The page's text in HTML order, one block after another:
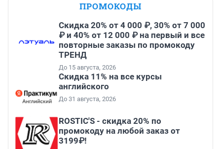
ПРОМОКОДЫ
Скидка 20% от 4 000 ₽, 30% от 7 000
₽ и 40% от 12 000 ₽ на первый и все
повторные заказы по промокоду
ТРЕНД
До 15 августа, 2026
Скидка 11% на все курсы
английского
До 31 августа, 2026
ROSTIC'S - скидка 20% по
промокоду на любой заказ от
3199₽!